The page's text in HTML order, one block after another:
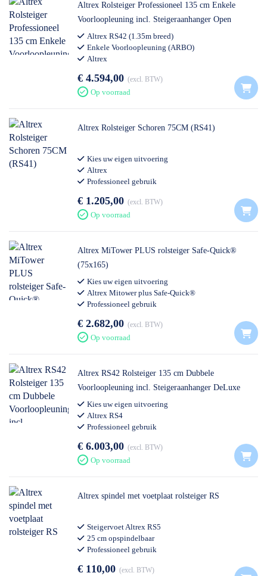
Altrex Rolsteiger Professioneel 135 cm Enkele
Voorloopleuning incl. Steigeraanhanger Open
Altrex RS42 (1.35m breed)
Enkele Voorloopleuning (ARBO)
Altrex
€ 4.594,00 excl. BTW
Op voorraad
Altrex Rolsteiger Schoren 75CM (RS41)
Kies uw eigen uitvoering
Altrex
Professioneel gebruik
€ 1.205,00 excl. BTW
Op voorraad
Altrex MiTower PLUS rolsteiger Safe-Quick®
(75x165)
Kies uw eigen uitvoering
Altrex Mitower plus Safe-Quick®
Professioneel gebruik
€ 2.682,00 excl. BTW
Op voorraad
Altrex RS42 Rolsteiger 135 cm Dubbele
Voorloopleuning incl. Steigeraanhanger DeLuxe
Kies uw eigen uitvoering
Altrex RS4
Professioneel gebruik
€ 6.003,00 excl. BTW
Op voorraad
Altrex spindel met voetplaat rolsteiger RS
Steigervoet Altrex RS5
25 cm opspindelbaar
Professioneel gebruik
€ 110,00 excl. BTW